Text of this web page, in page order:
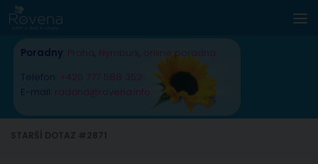
Skip to content
Poradny Praha Nymburk online poradna
Telefon: +420 777 588 352
E-mail: radana@rovena.info